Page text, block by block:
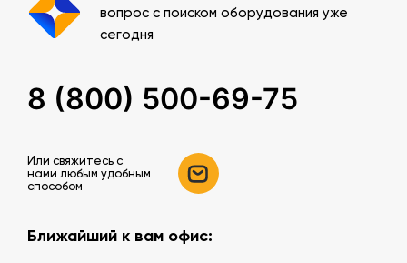
вопрос с поиском оборудования уже
сегодня
8 (800) 500-69-75
Или свяжитесь c
нами любым удобным
способом
Ближайший к вам офис: